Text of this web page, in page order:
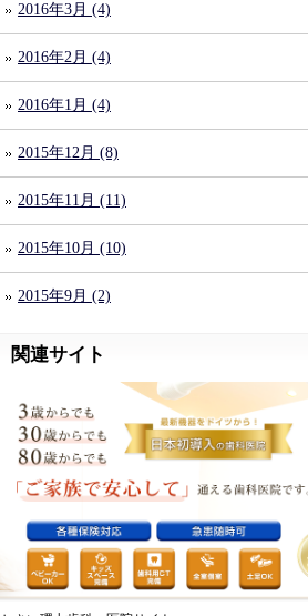
2016年3月 (4)
2016年2月 (4)
2016年1月 (4)
2015年12月 (8)
2015年11月 (11)
2015年10月 (10)
2015年9月 (2)
関連サイト